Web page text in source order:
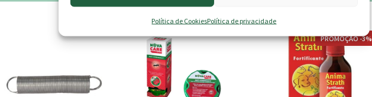
Política de CookiesPolítica de privacidade
PROMOÇÃO -3%
product
multiple
variants.